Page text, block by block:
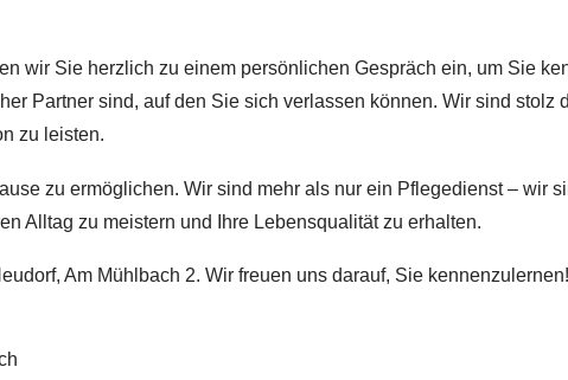
wir Sie herzlich zu einem persönlichen Gespräch ein, um Sie
Partner sind, auf den Sie sich verlassen können. Wir sind stolz
zu leisten.
zu ermöglichen. Wir sind mehr als nur ein Pflegedienst – wir
Alltag zu meistern und Ihre Lebensqualität zu erhalten.
Am Mühlbach 2. Wir freuen uns darauf, Sie kennenzulernen!